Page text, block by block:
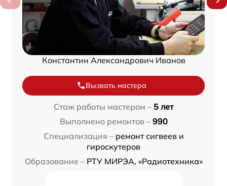
Константин Александрович Иванов
Вызвать мастера
Стаж работы мастером – 5 лет
Выполнено ремонтов – 990
Специализация – ремонт сигвеев и
гироскутеров
Образование – РТУ МИРЭА, «Радиотехника»